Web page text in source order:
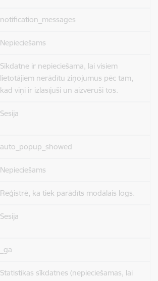
notification_messages
Nepieciešams
Sīkdatne ir nepieciešama, lai visiem
lietotājiem nerādītu ziņojumus pēc tam,
kad viņi ir izlasījuši un aizvēruši tos.
Sesija
auto_popup_showed
Nepieciešams
Reģistrē, ka tiek parādīts modālais logs.
Sesija
_ga
Statistikas sīkdatnes (nepieciešamas, lai